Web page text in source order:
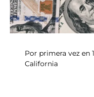
Por primera vez en
California